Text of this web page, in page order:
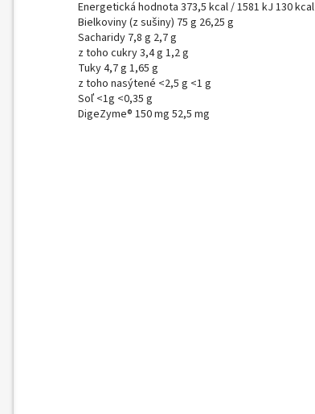
Energetická hodnota 373,5 kcal/1581 kJ 130kcal
Bielkoviny(zsušiny) 75 g 26,25 g
Sacharidy 7,8 g 2,7g
ztoho cukry3,4g 1,2g
Tuky4,7g 1,65 g
ztoho nasýtené <2,5 g <1 g
Soľ <1g <0,35 g
DigeZyme® 150mg 52,5 mg